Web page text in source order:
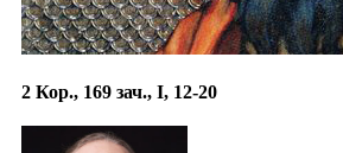
2 Кор., 169 зач., I, 12-20